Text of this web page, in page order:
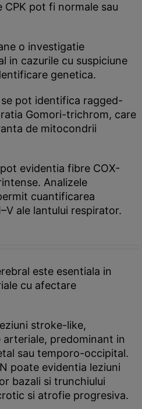
CPK pot fi normale sau
o investigatie
in cazurile cu suspiciune
genetica.
pot identifica ragged-
Gomori-trichrom, care
de mitocondrii
evidentia fibre COX-
Analizele
cuantificarea
ale lantului respirator.
este esentiala in
cu afectare
stroke-like,
predominant in
sau temporo-occipital.
poate evidentia leziuni
bazali si trunchiului
si atrofie progresiva.